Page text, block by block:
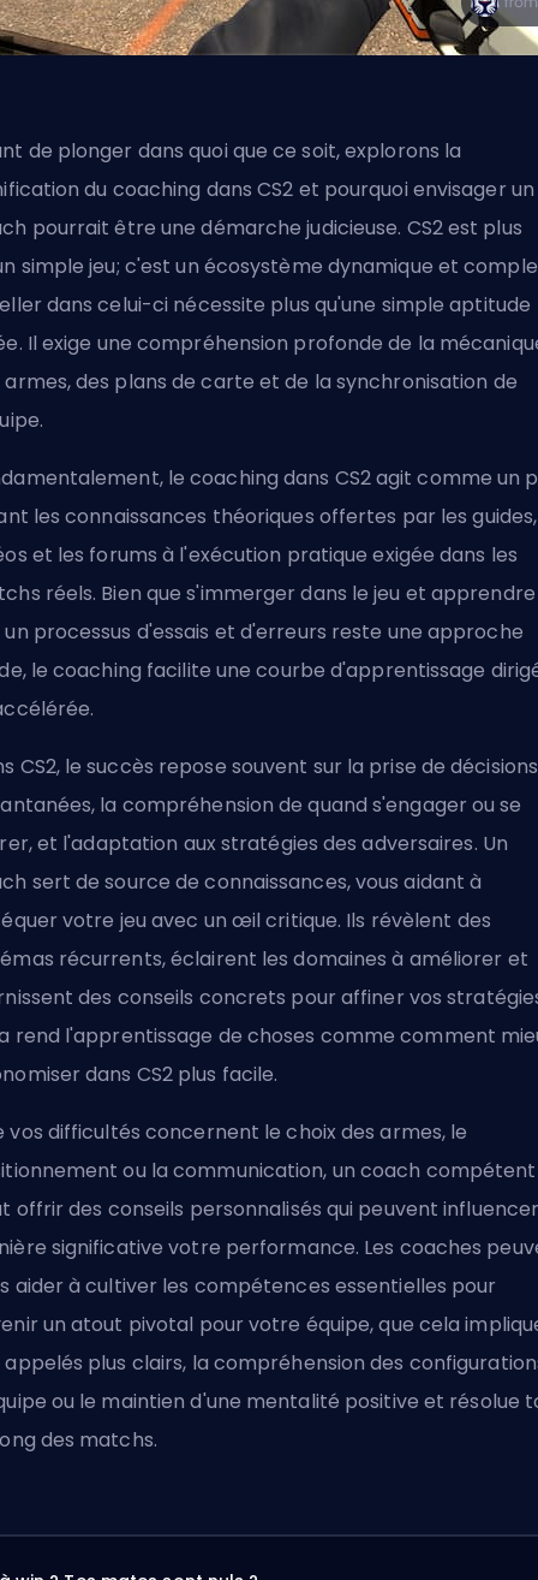
de plonger dans quoi que ce soit, explorons la
du coaching dans CS2 et pourquoi envisager un
pourrait être une démarche judicieuse. CS2 est plus
simple jeu; c'est un écosystème dynamique et
dans celui-ci nécessite plus qu'une simple aptitude
Il exige une compréhension profonde de la
armes, des plans de carte et de la synchronisation de
le coaching dans CS2 agit comme un
les connaissances théoriques offertes par les
et les forums à l'exécution pratique exigée dans les
réels. Bien que s'immerger dans le jeu et apprendre
processus d'essais et d'erreurs reste une approche
le coaching facilite une courbe d'apprentissage
CS2, le succès repose souvent sur la prise de décisions
la compréhension de quand s'engager ou se
et l'adaptation aux stratégies des adversaires. Un
sert de source de connaissances, vous aidant à
votre jeu avec un œil critique. Ils révèlent des
récurrents, éclairent les domaines à améliorer et
des conseils concrets pour affiner vos
rend l'apprentissage de choses commecomment
dans CS2plus facile.
vos difficultés concernent le choix des armes, le
ou la communication, un coach compétent
offrir des conseils personnalisés qui peuvent
significative votre performance. Les coaches
aider à cultiver les compétences essentielles pour
un atout pivotal pour votre équipe, que cela
appelés plus clairs, la compréhension des
ou le maintien d'une mentalité positive et résolue
des matchs.